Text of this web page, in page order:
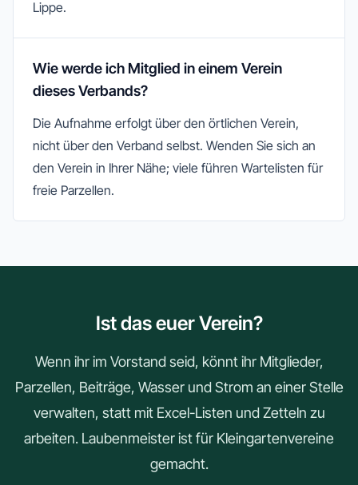
Lippe.
Wie werde ich Mitglied in einem Verein
dieses Verbands?
Die Aufnahme erfolgt über den örtlichen Verein,
nicht über den Verband selbst. Wenden Sie sich an
den Verein in Ihrer Nähe; viele führen Wartelisten für
freie Parzellen.
Ist das euer Verein?
Wenn ihr im Vorstand seid, könnt ihr Mitglieder,
Parzellen, Beiträge, Wasser und Strom an einer Stelle
verwalten, statt mit Excel-Listen und Zetteln zu
arbeiten. Laubenmeister ist für Kleingartenvereine
gemacht.